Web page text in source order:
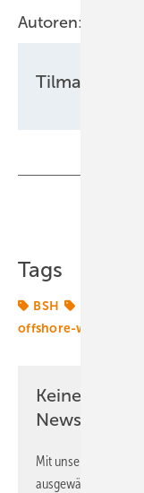
Autoren:
Tilman Weber
Tags
BSH
offshore-wind
Keine Zeit?
Newsletter!
Mit unserem
ausgewählte